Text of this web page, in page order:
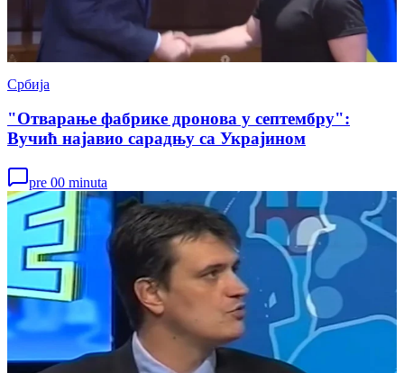
Србија
"Отварање фабрике дронова у септембру":
Вучић најавио сарадњу са Украјином
pre 00 minuta